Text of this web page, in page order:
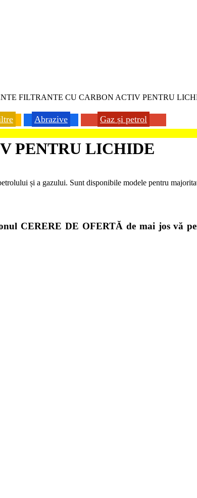
FILTRANTE CU CARBON ACTIV PENTRU
Abrazive Gaz și petrol
PENTRU LICHIDE
și a gazului. Sunt disponibile modele pentru
CERERE DE OFERTĂ de mai jos vă